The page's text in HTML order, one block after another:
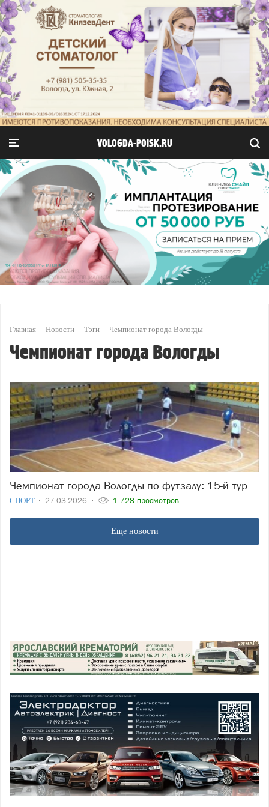
VOLOGDA-POISK.RU
Главная Новости Тэги Чемпионат города Вологды
Чемпионат города Вологды
Чемпионат города Вологды по футзалу: 15-й тур
СПОРТ 27-03-2026 1 728 просмотров
Еще новости